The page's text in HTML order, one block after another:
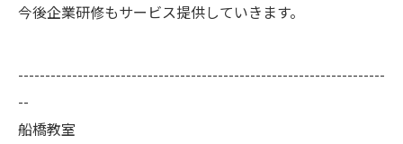
今後企業研修もサービス提供していきます。
--------------------------------------------------------------------
--
船橋教室